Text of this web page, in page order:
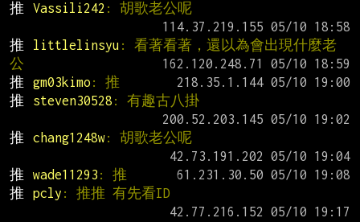
推
Vassili242 : 胡歌老公呢
推
littlelinsyu : 看著看著，還以為會出現什麼老
公
推
gm03kimo : 推
推
steven30528 : 有趣古八掛
推
chang1248w: 胡歌老公呢
推
wade11293 : 推
推
pcly : 推推 有先看ID